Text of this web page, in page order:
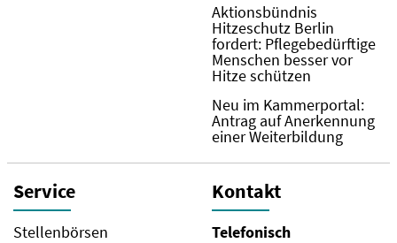
Aktionsbündnis
Hitzeschutz Berlin
fordert: Pflegebedürftige
Menschen besser vor
Hitze schützen
Neu im Kammerportal:
Antrag auf Anerkennung
einer Weiterbildung
Service
Stellenbörsen
Kontakt
Telefonisch